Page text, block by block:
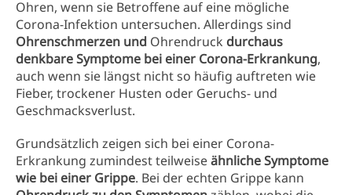
Ohren, wenn sie Betroffene auf eine mögliche
Corona-Infektion untersuchen. Allerdings sind
Ohrenschmerzen und Ohrendruck durchaus
denkbare Symptome bei einer Corona-Erkrankung,
auch wenn sie längst nicht so häufig auftreten wie
Fieber, trockener Husten oder Geruchs- und
Geschmacksverlust.
Grundsätzlich zeigen sich bei einer Corona-
Erkrankung zumindest teilweiseähnliche Symptome
wie bei einer Grippe. Bei der echten Grippe kann